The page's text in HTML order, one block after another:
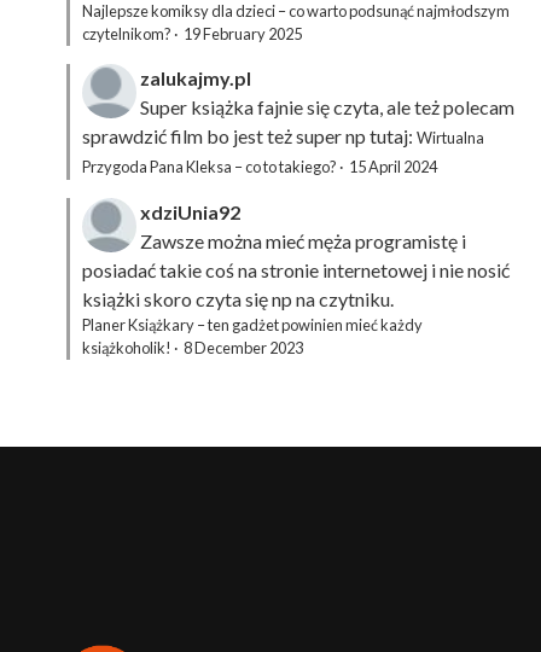
Najlepsze komiksy dla dzieci – co warto podsunąć najmłodszym
czytelnikom? · 19 February 2025
zalukajmy.pl
Super książka fajnie się czyta, ale też polecam
sprawdzić film bo jest też super np tutaj: Wirtualna
Przygoda Pana Kleksa – co to takiego? · 15 April 2024
xdziUnia92
Zawsze można mieć męża programistę i
posiadać takie coś na stronie internetowej i nie nosić
książki skoro czyta się np na czytniku.
Planer Książkary – ten gadżet powinien mieć każdy
książkoholik! · 8 December 2023